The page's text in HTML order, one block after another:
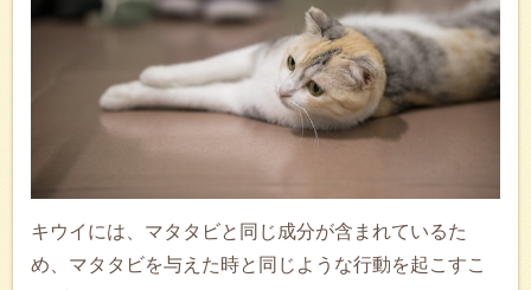
キウイには、マタタビと同じ成分が含まれているた
め、マタタビを与えた時と同じような行動を起こすこ